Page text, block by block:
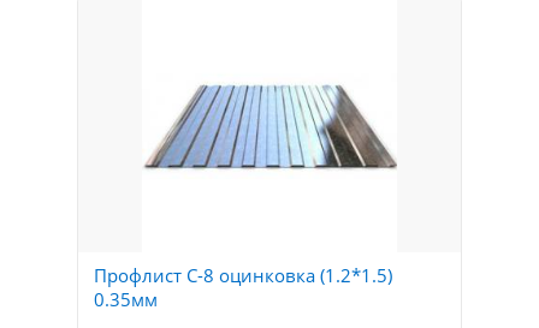
Профлист С-8 оцинковка (1.2*1.5)
0.35мм